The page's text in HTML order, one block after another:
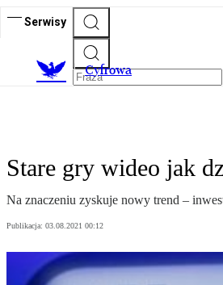
Serwisy
Cyfrowa
Stare gry wideo jak
Na znaczeniu zyskuje nowy trend –
Publikacja: 03.08.2021 00:12